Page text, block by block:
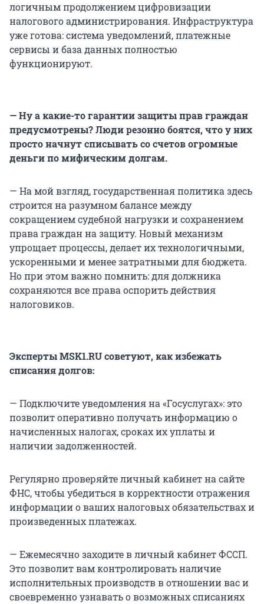
логичным продолжением цифровизации
налогового администрирования. Инфраструктура
уже готова: система уведомлений, платежные
сервисы и база данных полностью
функционируют.
— Ну а какие-то гарантии защиты прав граждан
предусмотрены? Люди резонно боятся, что у них
просто начнут списывать со счетов огромные
деньги по мифическим долгам.
— На мой взгляд, государственная политика здесь
строится на разумном балансе между
сокращением судебной нагрузки и сохранением
права граждан на защиту. Новый механизм
упрощает процессы, делает их технологичными,
ускоренными и менее затратными для бюджета.
Но при этом важно помнить: для должника
сохраняются все права оспорить действия
налоговиков.
Эксперты MSK1.RU советуют, как избежать
списания долгов:
— Подключите уведомления на «Госуслугах»: это
позволит оперативно получать информацию о
начисленных налогах, сроках их уплаты и
наличии задолженностей.
Регулярно проверяйте личный кабинет на сайте
ФНС, чтобы убедиться в корректности отражения
информации о ваших налоговых обязательствах и
произведенных платежах.
— Ежемесячно заходите в личный кабинет ФССП.
Это позволит вам контролировать наличие
исполнительных производств в отношении вас и
своевременно узнавать о возможных списаниях